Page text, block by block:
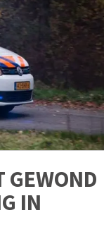
GEWOND
IN